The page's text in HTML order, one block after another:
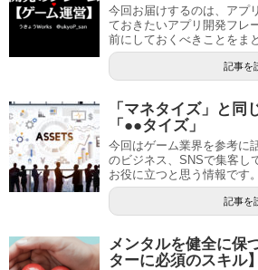
今回お届けするのは、アプ
ておきたいアプリ開発フレ
前にしておくべきことをま
記事を
「マネタイズ」と同
「●●タイズ」
今回はゲーム業界を参考に
のビジネス、SNSで集客し
お役に立つと思う情報です
記事を
メンタルを健全に保
ターに必須のスキル】